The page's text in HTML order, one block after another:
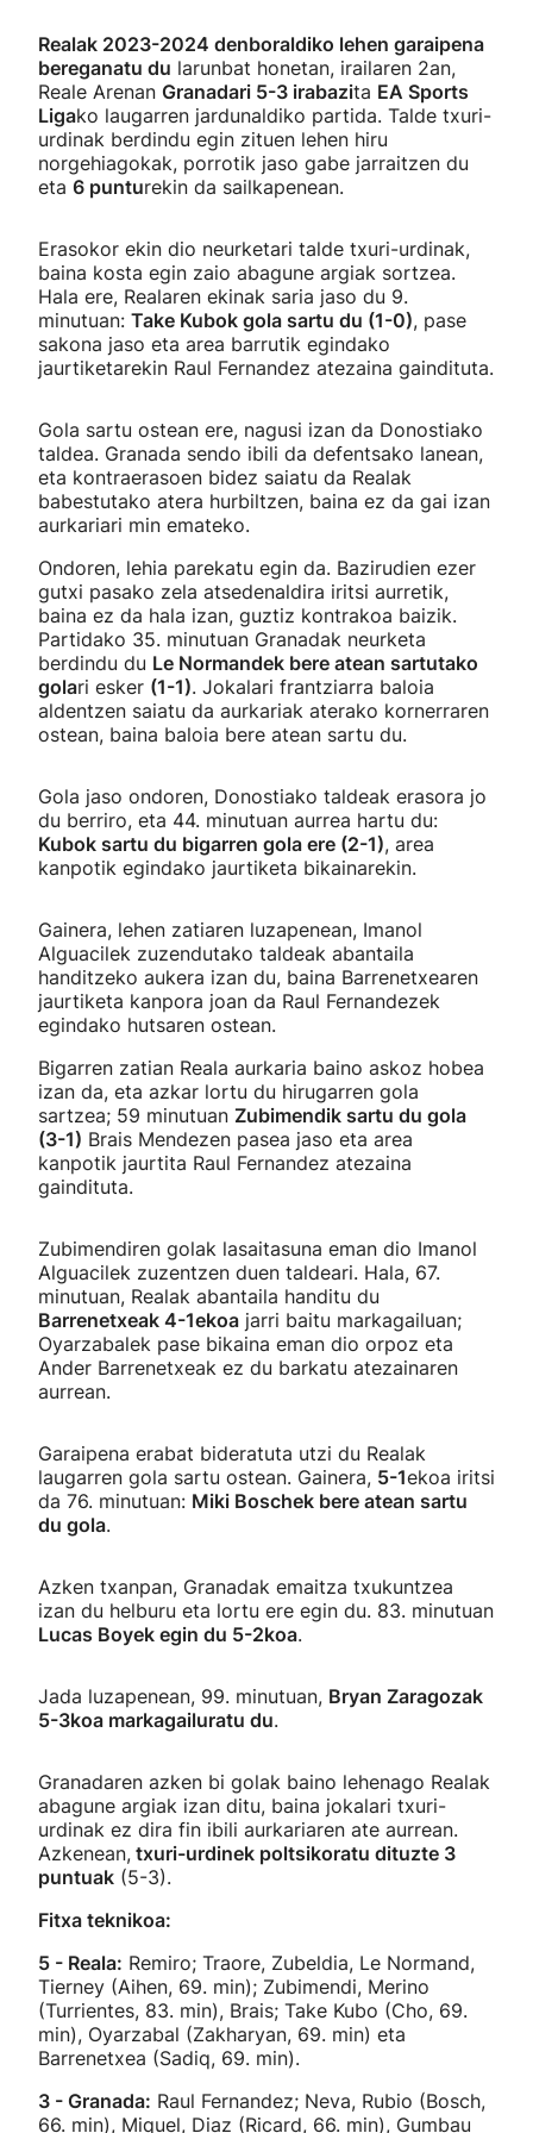
Realak 2023-2024 denboraldiko lehen garaipena
bereganatu du larunbat honetan, irailaren 2an,
Reale Arenan Granadari 5-3 irabazita EA Sports
Ligako laugarren jardunaldiko partida. Talde txuri-
urdinak berdindu egin zituen lehen hiru
norgehiagokak, porrotik jaso gabe jarraitzen du
eta 6 punturekin da sailkapenean.
Erasokor ekin dio neurketari talde txuri-urdinak,
baina kosta egin zaio abagune argiak sortzea.
Hala ere, Realaren ekinak saria jaso du 9.
minutuan: Take Kubok gola sartu du (1-0), pase
sakona jaso eta area barrutik egindako
jaurtiketarekin Raul Fernandez atezaina gaindituta.
Gola sartu ostean ere, nagusi izan da Donostiako
taldea. Granada sendo ibili da defentsako lanean,
eta kontraerasoen bidez saiatu da Realak
babestutako atera hurbiltzen, baina ez da gai izan
aurkariari min emateko.
Ondoren, lehia parekatu egin da. Bazirudien ezer
gutxi pasako zela atsedenaldira iritsi aurretik,
baina ez da hala izan, guztiz kontrakoa baizik.
Partidako 35. minutuan Granadak neurketa
berdindu du Le Normandek bere atean sartutako
golari esker (1-1). Jokalari frantziarra baloia
aldentzen saiatu da aurkariak aterako kornerraren
ostean, baina baloia bere atean sartu du.
Gola jaso ondoren, Donostiako taldeak erasora jo
du berriro, eta 44. minutuan aurrea hartu du:
Kubok sartu du bigarren gola ere (2-1), area
kanpotik egindako jaurtiketa bikainarekin.
Gainera, lehen zatiaren luzapenean, Imanol
Alguacilek zuzendutako taldeak abantaila
handitzeko aukera izan du, baina Barrenetxearen
jaurtiketa kanpora joan da Raul Fernandezek
egindako hutsaren ostean.
Bigarren zatian Reala aurkaria baino askoz hobea
izan da, eta azkar lortu du hirugarren gola
sartzea; 59 minutuan Zubimendik sartu du gola
(3-1) Brais Mendezen pasea jaso eta area
kanpotik jaurtita Raul Fernandez atezaina
gaindituta.
Zubimendiren golak lasaitasuna eman dio Imanol
Alguacilek zuzentzen duen taldeari. Hala, 67.
minutuan, Realak abantaila handitu du
Barrenetxeak 4-1ekoa jarri baitu markagailuan;
Oyarzabalek pase bikaina eman dio orpoz eta
Ander Barrenetxeak ez du barkatu atezainaren
aurrean.
Garaipena erabat bideratuta utzi du Realak
laugarren gola sartu ostean. Gainera, 5-1ekoa iritsi
da 76. minutuan: Miki Boschek bere atean sartu
du gola.
Azken txanpan, Granadak emaitza txukuntzea
izan du helburu eta lortu ere egin du. 83. minutuan
Lucas Boyek egin du 5-2koa.
Jada luzapenean, 99. minutuan, Bryan Zaragozak
5-3koa markagailuratu du.
Granadaren azken bi golak baino lehenago Realak
abagune argiak izan ditu, baina jokalari txuri-
urdinak ez dira fin ibili aurkariaren ate aurrean.
Azkenean, txuri-urdinek poltsikoratu dituzte 3
puntuak (5-3).
Fitxa teknikoa:
5 - Reala: Remiro; Traore, Zubeldia, Le Normand,
Tierney (Aihen, 69. min); Zubimendi, Merino
(Turrientes, 83. min), Brais; Take Kubo (Cho, 69.
min), Oyarzabal (Zakharyan, 69. min) eta
Barrenetxea (Sadiq, 69. min).
3 - Granada: Raul Fernandez; Neva, Rubio (Bosch,
66. min), Miquel, Diaz (Ricard, 66. min), Gumbau